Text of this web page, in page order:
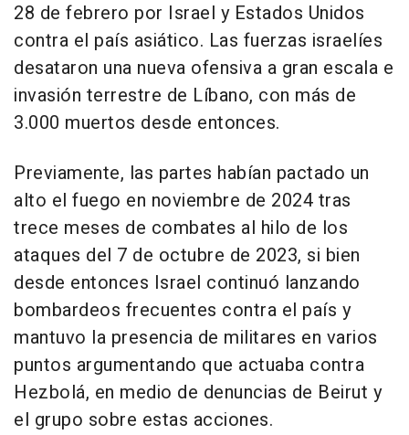
28 de febrero por Israel y Estados Unidos
contra el país asiático. Las fuerzas israelíes
desataron una nueva ofensiva a gran escala e
invasión terrestre de Líbano, con más de
3.000 muertos desde entonces.
Previamente, las partes habían pactado un
alto el fuego en noviembre de 2024 tras
trece meses de combates al hilo de los
ataques del 7 de octubre de 2023, si bien
desde entonces Israel continuó lanzando
bombardeos frecuentes contra el país y
mantuvo la presencia de militares en varios
puntos argumentando que actuaba contra
Hezbolá, en medio de denuncias de Beirut y
el grupo sobre estas acciones.